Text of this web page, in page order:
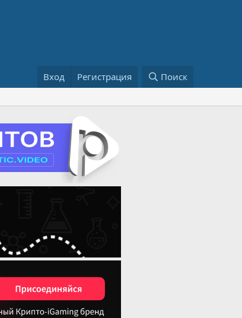
Вход Регистрация Поиск